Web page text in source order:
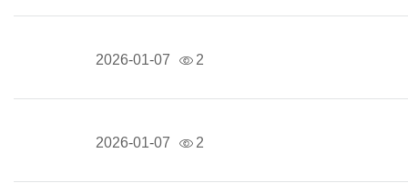
2026-01-07 2
2026-01-07 2